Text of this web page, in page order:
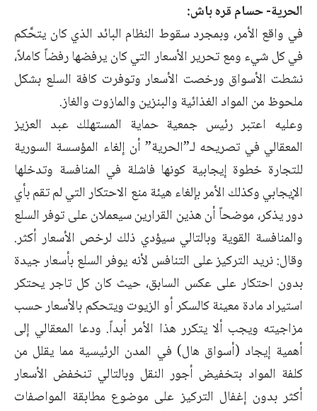
الحرية- حسام قره باش:
في واقع الأمر، وبمجرد سقوط النظام البائد الذي كان يتحَّكم
في كل شيء ومع تحرير الأسعار التي كان يرفضها رفضاً كاملاً،
نشطت الأسواق ورخصت الأسعار وتوفرت كافة السلع بشكل
ملحوظ من المواد الغذائية والبنزين والمازوت والغاز.
وعليه اعتبر رئيس جمعية حماية المستهلك عبد العزيز
المعقالي في تصريحه لـ”الحرية” أن إلغاء المؤسسة السورية
للتجارة خطوة إيجابية كونها فاشلة في المنافسة وتدخلها
الإيجابي وكذلك الأمر بإلغاء هيئة منع الاحتكار التي لم تقم بأي
دور يذكر، موضحاً أن هذين القرارين سيعملان على توفر السلع
والمنافسة القوية وبالتالي سيؤدي ذلك لرخص الأسعار أكثر.
وقال: نريد التركيز على التنافس لأنه يوفر السلع بأسعار جيدة
بدون احتكار على عكس السابق، حيث كان كل تاجر يحتكر
استيراد مادة معينة كالسكر أو الزيوت ويتحكم بالأسعار حسب
مزاجيته ويجب ألا يتكرر هذا الأمر أبداً. ودعا المعقالي إلى
أهمية إيجاد (أسواق هال) في المدن الرئيسية مما يقلل من
كلفة المواد بتخفيض أجور النقل وبالتالي تنخفض الأسعار
أكثر بدون إغفال التركيز على موضوع مطابقة المواصفات